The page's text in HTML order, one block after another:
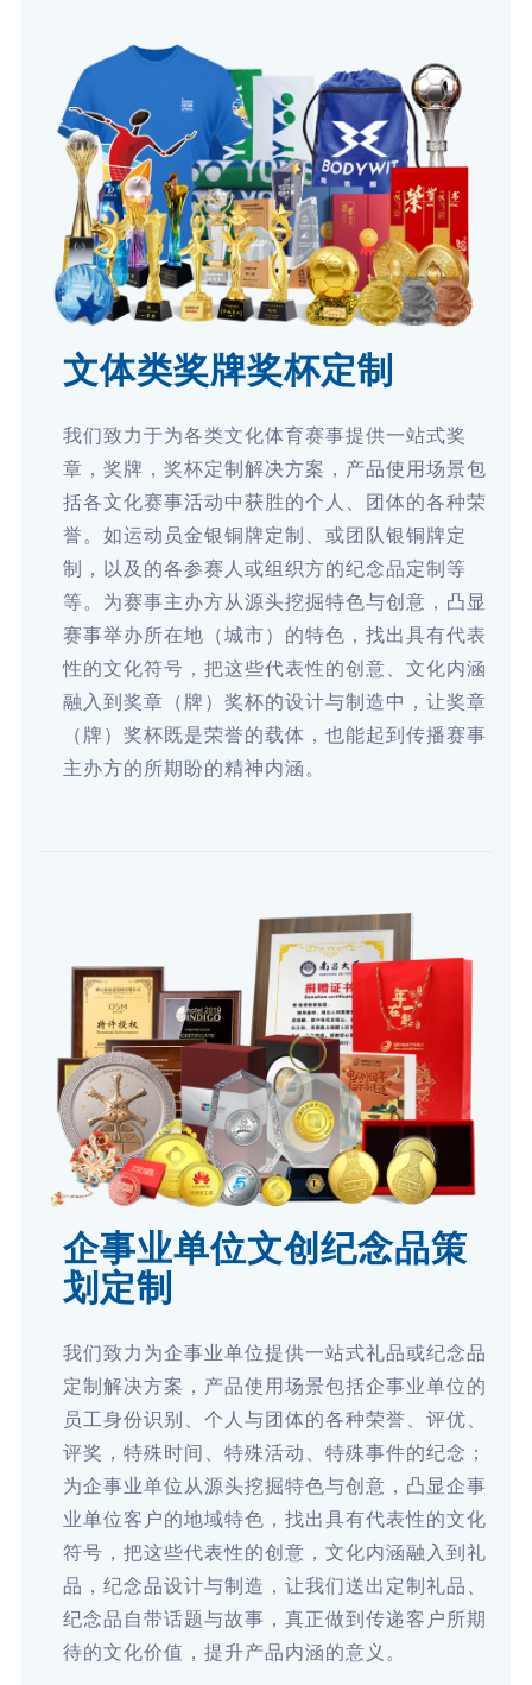
文体类奖牌奖杯定制
我们致力于为各类文化体育赛事提供一站式奖
章，奖牌，奖杯定制解决方案，产品使用场景包
括各文化赛事活动中获胜的个人、团体的各种荣
誉。如运动员金银铜牌定制、或团队银铜牌定
制，以及的各参赛人或组织方的纪念品定制等
等。为赛事主办方从源头挖掘特色与创意，凸显
赛事举办所在地（城市）的特色，找出具有代表
性的文化符号，把这些代表性的创意、文化内涵
融入到奖章（牌）奖杯的设计与制造中，让奖章
（牌）奖杯既是荣誉的载体，也能起到传播赛事
主办方的所期盼的精神内涵。
企事业单位文创纪念品策
划定制
我们致力为企事业单位提供一站式礼品或纪念品
定制解决方案，产品使用场景包括企事业单位的
员工身份识别、个人与团体的各种荣誉、评优、
评奖，特殊时间、特殊活动、特殊事件的纪念；
为企事业单位从源头挖掘特色与创意，凸显企事
业单位客户的地域特色，找出具有代表性的文化
符号，把这些代表性的创意，文化内涵融入到礼
品，纪念品设计与制造，让我们送出定制礼品、
纪念品自带话题与故事，真正做到传递客户所期
待的文化价值，提升产品内涵的意义。